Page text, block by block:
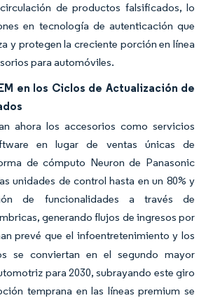
de productos falsificados, lo
en tecnología de autenticación que
y protegen la creciente porción en línea
para automóviles.
en los Ciclos de Actualización de
ahora los accesorios como servicios
en lugar de ventas únicas de
de cómputo Neuron de Panasonic
unidades de control hasta en un 80% y
de funcionalidades a través de
generando flujos de ingresos por
prevé que el infoentretenimiento y los
se conviertan en el segundo mayor
para 2030, subrayando este giro
temprana en las líneas premium se